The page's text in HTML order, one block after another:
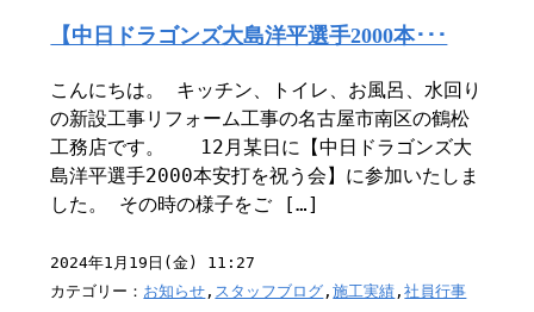
【中日ドラゴンズ大島洋平選手2000本･･･
こんにちは。 キッチン、トイレ、お風呂、水回り
の新設工事リフォーム工事の名古屋市南区の鶴松
工務店です。 12月某日に【中日ドラゴンズ大
島洋平選手2000本安打を祝う会】に参加いたしま
した。 その時の様子をご […]
2024年1月19日(金) 11:27
カテゴリー： お知らせ , スタッフブログ ,施工実績 ,社員行事